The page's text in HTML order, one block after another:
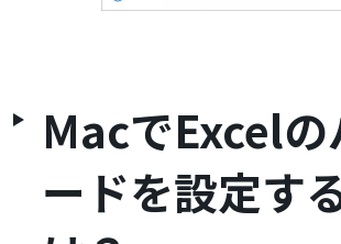
MacでExcelの
ードを設定す